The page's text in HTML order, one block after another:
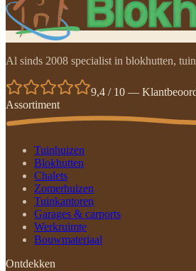
Al sinds 2008 specialist in blokhutten,
9,4 / 10 —
Assortiment
Tuinhuizen
Blokhutten
Chalets
Zomerhuizen
Tuinkantoren
Garages & carports
Werkruimte
Bouwmateriaal
Ontdekken